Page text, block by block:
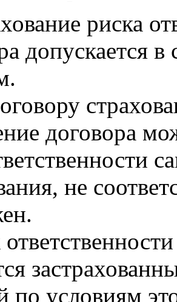
риска
допускается
договора
не
по условиям